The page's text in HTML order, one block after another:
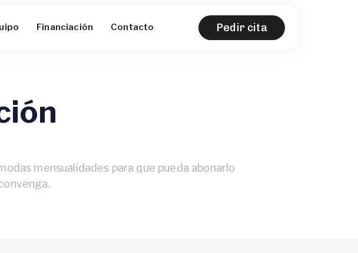
Financiación Contacto Pedir cita
mensualidades para que pueda abonarlo